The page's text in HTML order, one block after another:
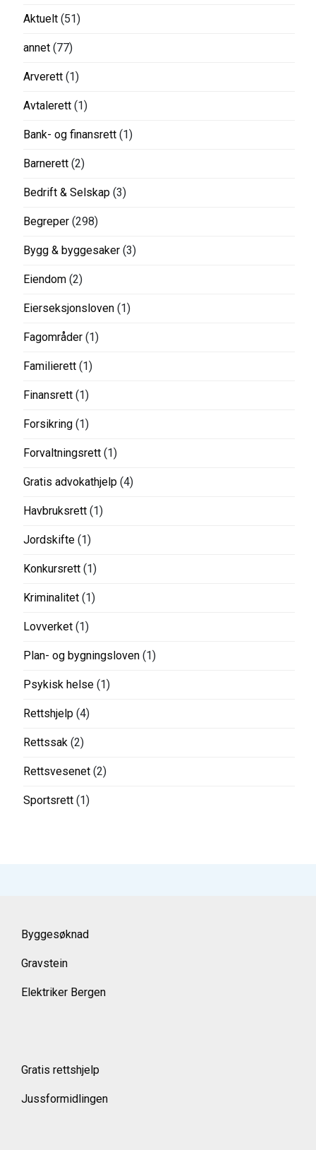
Aktuelt (51)
annet (77)
Arverett (1)
Avtalerett (1)
Bank- og finansrett (1)
Barnerett (2)
Bedrift & Selskap (3)
Begreper (298)
Bygg & byggesaker (3)
Eiendom (2)
Eierseksjonsloven (1)
Fagområder (1)
Familierett (1)
Finansrett (1)
Forsikring (1)
Forvaltningsrett (1)
Gratis advokathjelp (4)
Havbruksrett (1)
Jordskifte (1)
Konkursrett (1)
Kriminalitet (1)
Lovverket (1)
Plan- og bygningsloven (1)
Psykisk helse (1)
Rettshjelp (4)
Rettssak (2)
Rettsvesenet (2)
Sportsrett (1)
Byggesøknad
Gravstein
Elektriker Bergen
Gratis rettshjelp
Jussformidlingen